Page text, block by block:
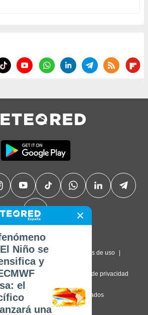
nosotros FAQ Términos de uso
de privacidad Configuración de privacidad
Todos los derechos reservados
Niño se
y
el
una